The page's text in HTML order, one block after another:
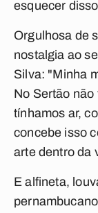
esquecer
Orgulhosa de
nostalgia ao
Silva: "Minha
No Sertão
tínhamos ar,
concebe isso
arte dentro da
E alfineta,